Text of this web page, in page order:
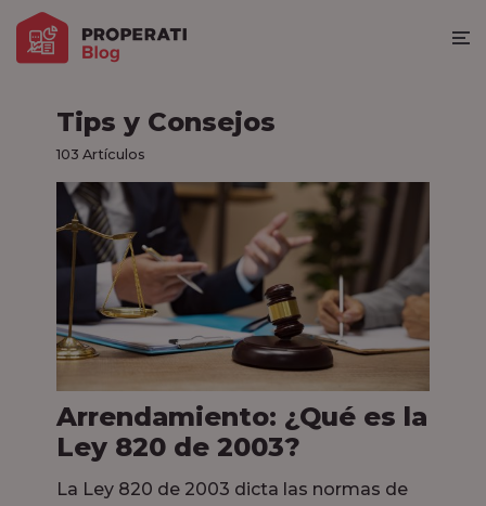
Tips y Consejos
103 Artículos
Arrendamiento: ¿Qué es la
Ley 820 de 2003?
La Ley 820 de 2003 dicta las normas de